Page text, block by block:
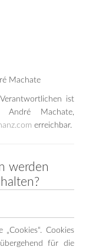
Machate
ist
Machate,
erreichbar.
werden
Cookies
für die